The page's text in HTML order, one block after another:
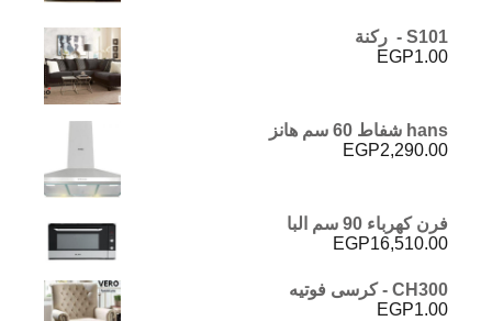
S101 - ركنة
EGP1.00
hans شفاط 60 سم هانز
EGP2,290.00
فرن كهرباء 90 سم البا
EGP16,510.00
CH300 - كرسى فوتيه
EGP1.00